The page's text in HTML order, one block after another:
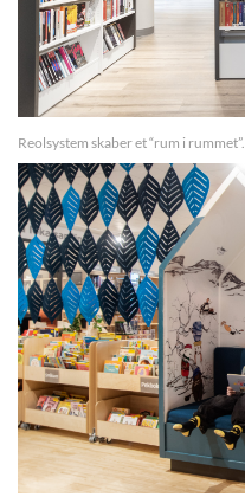
Reolsystem skaber et “rum i rummet”.